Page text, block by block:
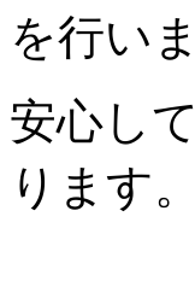
を行い
安心し
ります。